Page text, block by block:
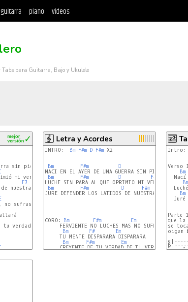
guitarra piano videos
Tabs para Guitarra, Bajo y Ukulele
✓
mejor
versión
sin piedad
mi verdad
E7
Am
nuestra humanidad
tu verdad
Letra y Acordes
INTRO: Bm-F#m-D-F#m X2
Bm F#m D
NACI EN EL AYER DE UNA GUERRA SIN PIEDAD
Bm
F#m D
F#m
LUCHE SIN PARA AL QUE OPRIMIO MI VERDAD
Bm
F#m D F#m
Bm
JURE DEFENDER LOS LATIDOS DE NUESTRA HUMANIDAD
CORO: Bm F#m
Em
     FERVIENTE NO LUCHES MAS NO SUFRAS MAS
Bm
F#
Em
     TU MENTE DISPARARA DISPARARA
Bm
F#m
Em
     CREYENTE DE TU VERDAD DE TU VERDAD
Intro:
Verso
Bm
Nací
Bm
Bm
Juré
Parte
que
se
oigan
G|---